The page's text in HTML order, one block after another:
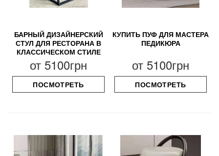
БАРНЫЙ ДИЗАЙНЕРСКИЙ
СТУЛ ДЛЯ РЕСТОРАНА В
КЛАССИЧЕСКОМ СТИЛЕ
от 5100грн
ПОСМОТРЕТЬ
КУПИТЬ ПУФ ДЛЯ МАСТЕРА
ПЕДИКЮРА
от 5100грн
ПОСМОТРЕТЬ